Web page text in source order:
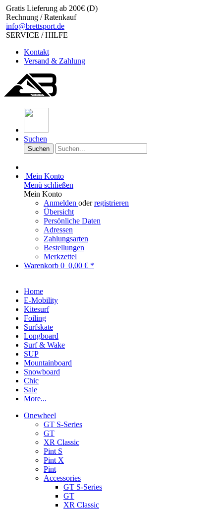
Gratis Lieferung ab 200€ (D)
Rechnung / Ratenkauf
info@brettsport.de
SERVICE / HILFE
Kontakt
Versand & Zahlung
Suchen
Suchen
Mein Konto
Menü schließen
Mein Konto
Anmelden oderregistrieren
Übersicht
Persönliche Daten
Adressen
Zahlungsarten
Bestellungen
Merkzettel
Warenkorb 0 0,00 € *
Home
E-Mobility
Kitesurf
Foiling
Surfskate
Longboard
Surf & Wake
SUP
Mountainboard
Snowboard
Chic
Sale
More...
Onewheel
GT S-Series
GT
XR Classic
Pint S
Pint X
Pint
Accessories
GT S-Series
GT
XR Classic